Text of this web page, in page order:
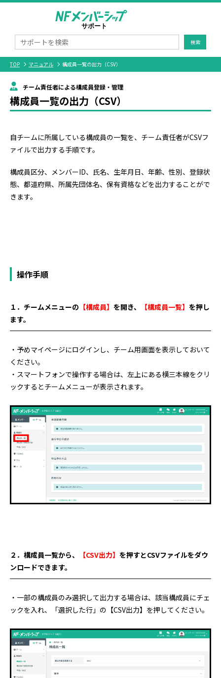
検索
TOP マニュアル 構成員一覧の出力（CSV）
チーム責任者による構成員登録・管理
構成員一覧の出力（CSV）
自チームに所属している構成員の一覧を、チーム責任者がCSVフ
ァイルで出力する手順です。
構成員区分、メンバーID、氏名、生年月日、年齢、性別、登録状
態、都道府県、所属先団体名、保有資格などを出力することがで
きます。
操作手順
１．チームメニューの 【構成員】 を開き、 【構成員一覧】 を押し
ます。
・予めマイページにログインし、チーム用画面を表示しておいて
ください。
・スマートフォンで操作する場合は、左上にある横三本線をクリ
ックするとチームメニューが表示されます。
２．構成員一覧から、 【CSV出力】 を押すとCSVファイルをダウ
ンロードできます。
・一部の構成員のみ選択して出力する場合は、該当構成員にチェ
ックを入れ、「選択した行」の【CSV出力】を押してください。